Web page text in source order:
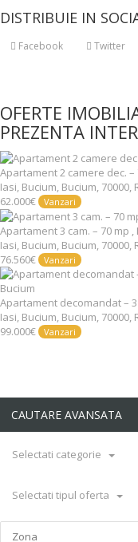
DISTRIBUIE IN
Facebook Twitter
OFERTE
PREZENTA
Apartament 2 camere dec. –
Iasi, Bucium, Bucium, 70000,
62.000€
Vanzari
Apartament 3 cam. – 70 mp ,
Iasi, Bucium, Bucium, 70000,
76.560€
Vanzari
Apartament decomandat – 3
Iasi, Bucium, Bucium, 70000,
99.000€
Vanzari
CAUTARE AVANSATA
Selectati categorie
Selectati tipul oferta